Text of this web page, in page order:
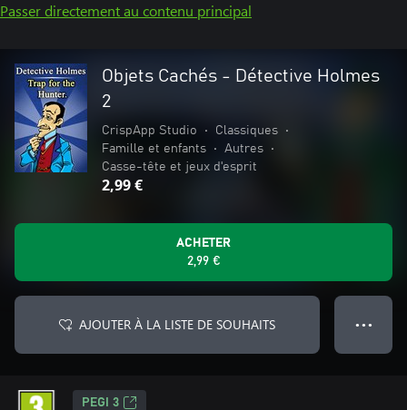
Passer directement au contenu principal
Objets Cachés - Détective Holmes
2
CrispApp Studio • Classiques
•
Famille et enfants
• Autres
•
Casse-tête et jeux d'esprit
2,99 €
ACHETER
2,99 €
AJOUTER À LA LISTE DE SOUHAITS ● ● ●
PEGI 3